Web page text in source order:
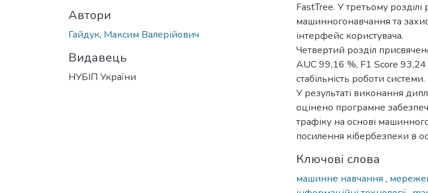
Автори
Гайдук, Максим Валерійович
Видавець
НУБІП України
FastTree. У третьому
машинногонавчання та
інтерфейс користувача.
Четвертий розділ
AUC 99,16 %, F1 Score 93,24
стабільність роботи системи.
У результаті виконання
оцінено програмне
трафіку на основі
посилення кібербезпеки в
Ключові слова
машинне навчання ,